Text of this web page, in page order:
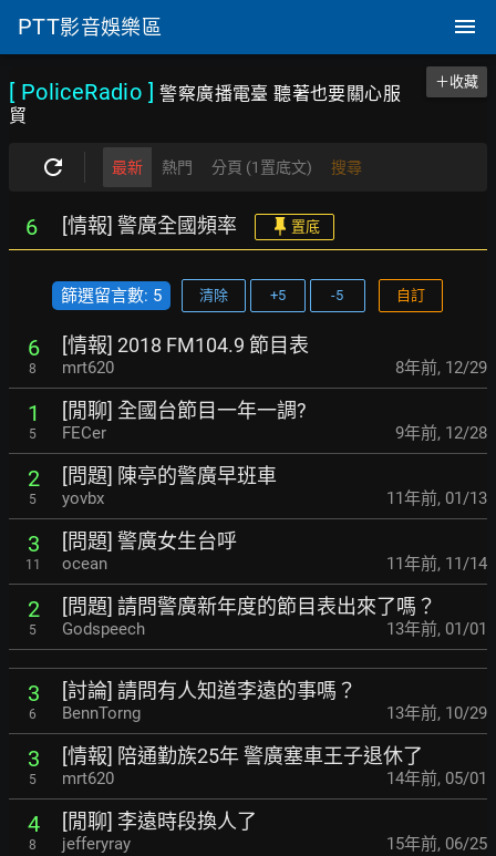
PTT影音娛樂區
[ PoliceRadio ]警察廣播電臺 聽著也要關心服
貿
＋收藏
最新 熱門 分頁 (1置底文) 搜尋
6 [情報] 警廣全國頻率 置底
篩選留言數: 5 清除 +5 -5 自訂
6
8
[情報] 2018 FM104.9 節目表
mrt620 8年前, 12/29
1
5
[閒聊] 全國台節目一年一調?
FECer 9年前, 12/28
2
5
[問題] 陳亭的警廣早班車
yovbx 11年前, 01/13
3
11
[問題] 警廣女生台呼
ocean 11年前, 11/14
2
5
[問題] 請問警廣新年度的節目表出來了嗎？
Godspeech 13年前, 01/01
3
6
[討論] 請問有人知道李遠的事嗎？
BennTorng 13年前, 10/29
3
5
[情報] 陪通勤族25年 警廣塞車王子退休了
mrt620 14年前, 05/01
4
8
[閒聊] 李遠時段換人了
jefferyray 15年前, 06/25